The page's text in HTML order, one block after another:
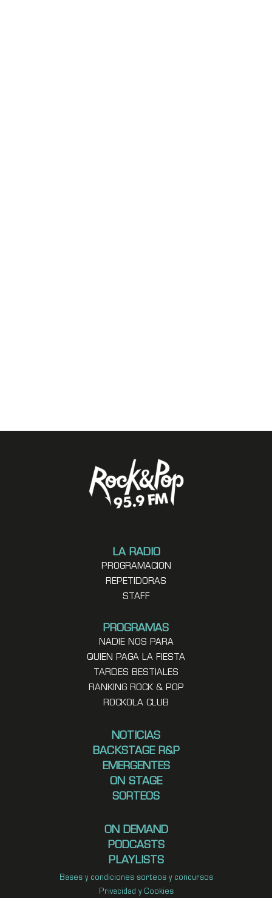
LA RADIO
PROGRAMACION
REPETIDORAS
STAFF
PROGRAMAS
NADIE NOS PARA
QUIEN PAGA LA FIESTA
TARDES BESTIALES
RANKING ROCK & POP
ROCKOLA CLUB
NOTICIAS
BACKSTAGE R&P
EMERGENTES
ON STAGE
SORTEOS
ON DEMAND
PODCASTS
PLAYLISTS
Bases y condiciones sorteos y concursos
Privacidad y Cookies